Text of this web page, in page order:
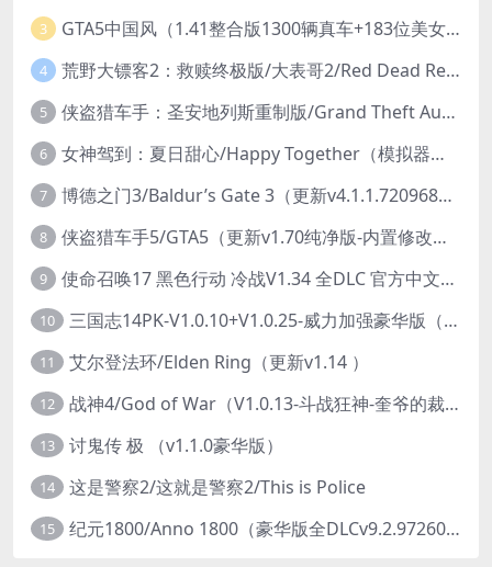
3 GTA5中国风（1.41整合版1300辆真车+183位美女与英雄+200%存档）
4 荒野大镖客2：救赎终极版/大表哥2/Red Dead Redemption 2: Ultimate Edition（更新v1491.50终极版）
5 侠盗猎车手：圣安地列斯重制版/Grand Theft Auto: San Andreas – The Definitive Edition（更新v1.113.49697469）
6 女神驾到：夏日甜心/Happy Together（模拟器版-升级豪华终极珍藏版+全DLC）
7 博德之门3/Baldur’s Gate 3（更新v4.1.1.7209685）
8 侠盗猎车手5/GTA5（更新v1.70纯净版-内置修改器+通关存档）
9 使命召唤17 黑色行动 冷战V1.34 全DLC 官方中文版COD17
10 三国志14PK-V1.0.10+V1.0.25-威力加强豪华版（武将面容套装-全DLC+季票+特典+中文语音+编辑修改器）
11 艾尔登法环/Elden Ring（更新v1.14 ）
12 战神4/God of War（V1.0.13-斗战狂神-奎爷的裁决+全DLC）
13 讨鬼传 极 （v1.1.0豪华版）
14 这是警察2/这就是警察2/This is Police
15 纪元1800/Anno 1800（豪华版全DLCv9.2.972600）